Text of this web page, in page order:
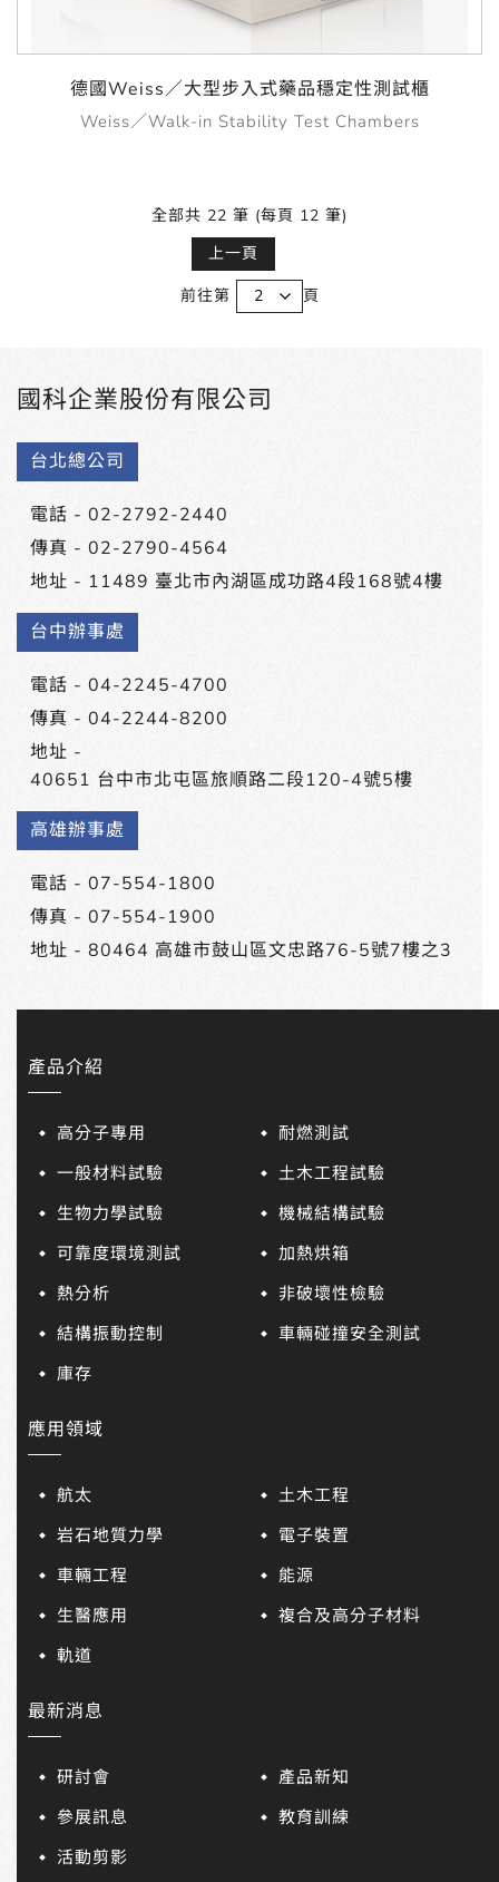
德國Weiss／大型步入式藥品穩定性測試櫃
Weiss／Walk-in Stability Test Chambers
全部共 22 筆 (每頁 12 筆)
上一頁
前往第
頁
國科企業股份有限公司
台北總公司
電話 - 02-2792-2440
傳真 - 02-2790-4564
地址 - 11489 臺北市內湖區成功路4段168號4樓
台中辦事處
電話 - 04-2245-4700
傳真 - 04-2244-8200
地址 -
40651 台中市北屯區旅順路二段120-4號5樓
高雄辦事處
電話 - 07-554-1800
傳真 - 07-554-1900
地址 - 80464 高雄市鼓山區文忠路76-5號7樓之3
產品介紹
高分子專用
耐燃測試
一般材料試驗
土木工程試驗
生物力學試驗
機械結構試驗
可靠度環境測試
加熱烘箱
熱分析
非破壞性檢驗
結構振動控制
車輛碰撞安全測試
庫存
應用領域
航太
土木工程
岩石地質力學
電子裝置
車輛工程
能源
生醫應用
複合及高分子材料
軌道
最新消息
研討會
產品新知
參展訊息
教育訓練
活動剪影